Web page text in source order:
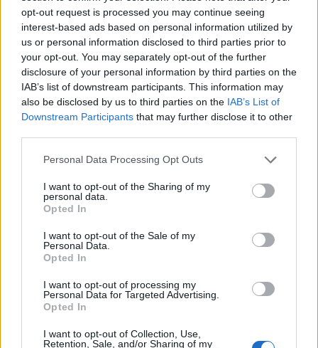
opt-out request is processed you may continue seeing
interest-based ads based on personal information utilized by
us or personal information disclosed to third parties prior to
your opt-out. You may separately opt-out of the further
disclosure of your personal information by third parties on the
IAB’s list of downstream participants. This information may
also be disclosed by us to third parties on the IAB’s List of
Downstream Participants that may further disclose it to other
Personal Data Processing Opt Outs
I want to opt-out of the Sharing of my
personal data.
Opted In
I want to opt-out of the Sale of my
Personal Data.
Opted In
I want to opt-out of processing my
Personal Data for Targeted Advertising.
Opted In
I want to opt-out of Collection, Use,
Retention, Sale, and/or Sharing of my
moškega udaril s steklenico in ga zabodel
2
(VIDEO) "Mislil sem, da je konec": Lastnik
velenjske picerije o padcu s padalom na
Hrvaškem
3
Dopustniška drama: Policija pričakala letalo s
Korošico po pristanku
4
Na Šaleški cesti v Velenju občanka poškodovala
tri vozila
Prijava pogrešanja razkrila tragedijo: V hiši našli
mrtvega 76-letnika
Osmrtnice
Cvetko Jeseničnik
Branko Golob
Roman Skale
Ivana Mernik
Vse osmrtnice →